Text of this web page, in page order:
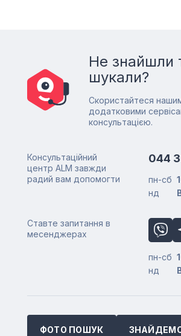
Не знайшли
шукали?
Скористайтеся
додатковими
консультацією.
Консультаційний
центр ALM завжди
радий вам допомогти
044
пн-сб
нд
Ставте запитання в
месенджерах
пн-сб
нд
ФОТО ПОШУК